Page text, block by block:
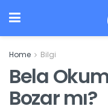
Home Bilgi
Bela
Bozar mı?